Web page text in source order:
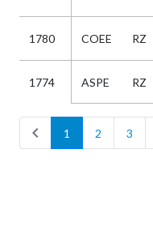
1780 COEE RZ
1774 ASPE RZ
chevron_left 1 2 3